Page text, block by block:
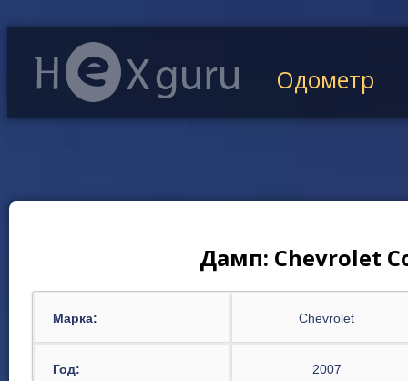
Одометр
Дамп: Chevrolet
Марка: Chevrolet
Год: 2007